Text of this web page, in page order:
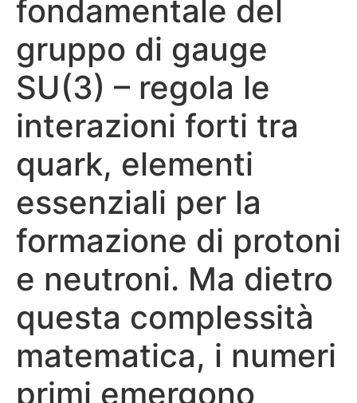
fondamentale del
gruppo di gauge
SU(3) – regola le
interazioni forti tra
quark, elementi
essenziali per la
formazione di protoni
e neutroni. Ma dietro
questa complessità
matematica, i numeri
primi emergono